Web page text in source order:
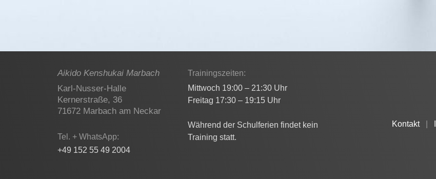
Aikido Kenshukai Marbach
Karl-Nusser-Halle
Kernerstraße, 36
71672 Marbach am Neckar
Tel. + WhatsApp:
+49 152 55 49 2004
Trainingszeiten:
Mittwoch 19:00 – 21:30 Uhr
Freitag 17:30 – 19:15 Uhr
Während der Schulferien findet kein
Training statt.
Kontakt|